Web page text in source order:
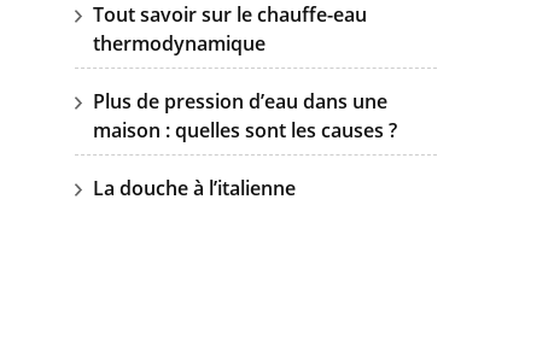
Tout savoir sur le chauffe-eau
thermodynamique
Plus de pression d’eau dans une
maison : quelles sont les causes ?
La douche à l’italienne